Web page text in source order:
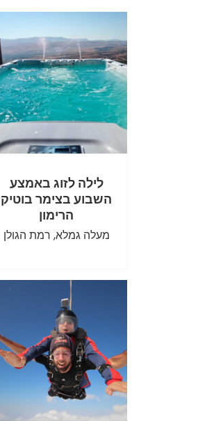
לילה לזוג באמצע
השבוע בצימר בוטיק
הרימון
מעלה גמלא, רמת הגולן